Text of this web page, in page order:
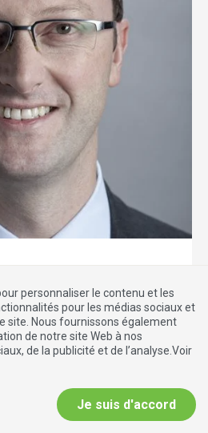
Merkel
personnaliser le contenu et les
pour les médias sociaux et
site. Nous fournissons également
de notre site Web à nos
de la publicité et de l’analyse.Voir
Je suis d'accord